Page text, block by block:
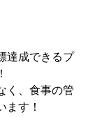
達成できるプ
く、食事の管
ます！